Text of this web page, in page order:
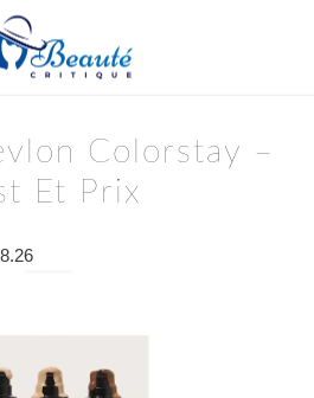
Colorstay –
Et Prix